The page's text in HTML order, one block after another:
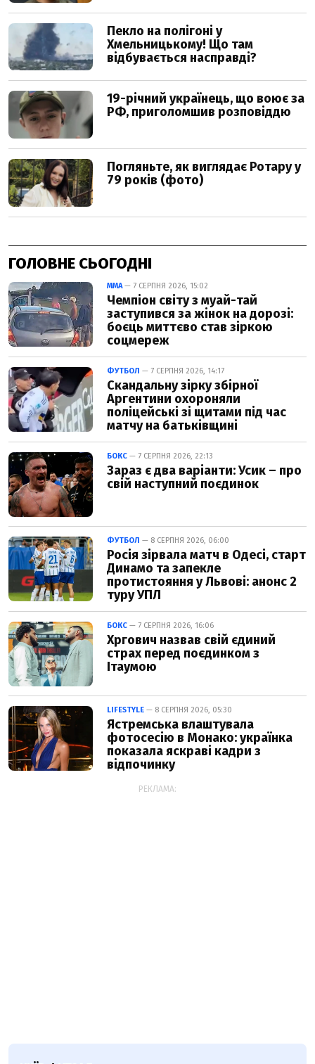
ГОЛОВНЕ СЬОГОДНІ
ММА— 7 СЕРПНЯ 2026, 15:02
Чемпіон світу з муай-тай
заступився за жінок на дорозі:
боєць миттєво став зіркою
соцмереж
ФУТБОЛ — 7 СЕРПНЯ 2026, 14:17
Скандальну зірку збірної
Аргентини охороняли
поліцейські зі щитами під час
матчу на батьківщині
БОКС — 7 СЕРПНЯ 2026, 22:13
Зараз є два варіанти: Усик – про
свій наступний поєдинок
ФУТБОЛ — 8 СЕРПНЯ 2026, 06:00
Росія зірвала матч в Одесі, старт
Динамо та запекле
протистояння у Львові: анонс 2
туру УПЛ
БОКС — 7 СЕРПНЯ 2026, 16:06
Хргович назвав свій єдиний
страх перед поєдинком з
Ітаумою
LIFESTYLE — 8 СЕРПНЯ 2026, 05:30
Ястремська влаштувала
фотосесію в Монако: українка
показала яскраві кадри з
відпочинку
РЕКЛАМА: